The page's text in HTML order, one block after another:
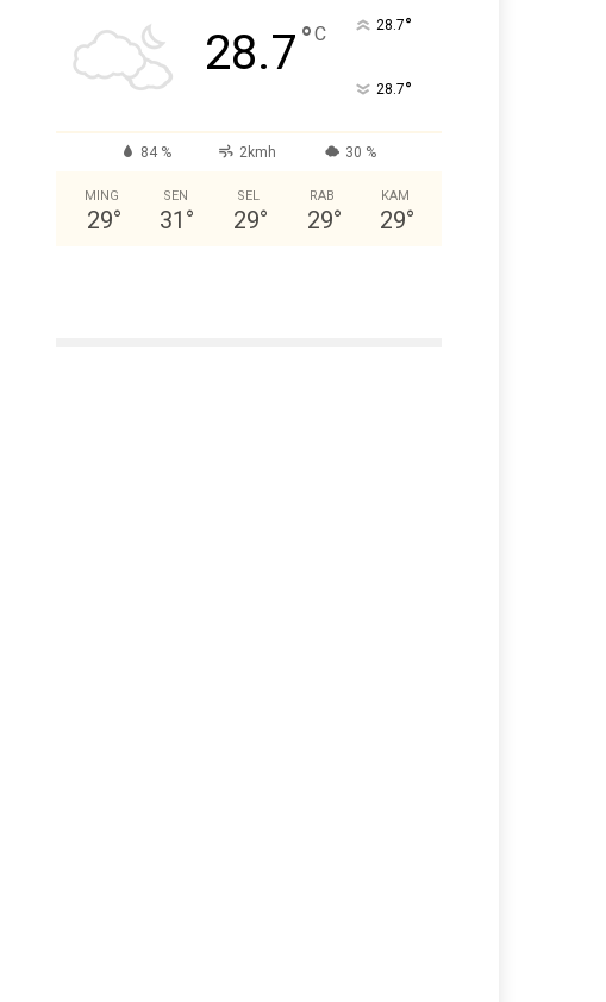
28.7°C 28.7°
28.7°
84 % 2kmh 30 %
MING
29°
SEN
31 °
SEL
29°
RAB
29°
KAM
29°